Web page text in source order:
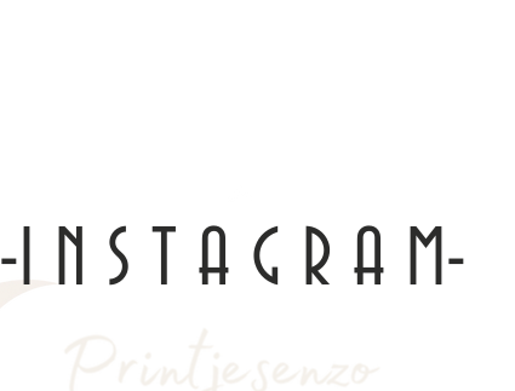
-I N S T A G R A M-